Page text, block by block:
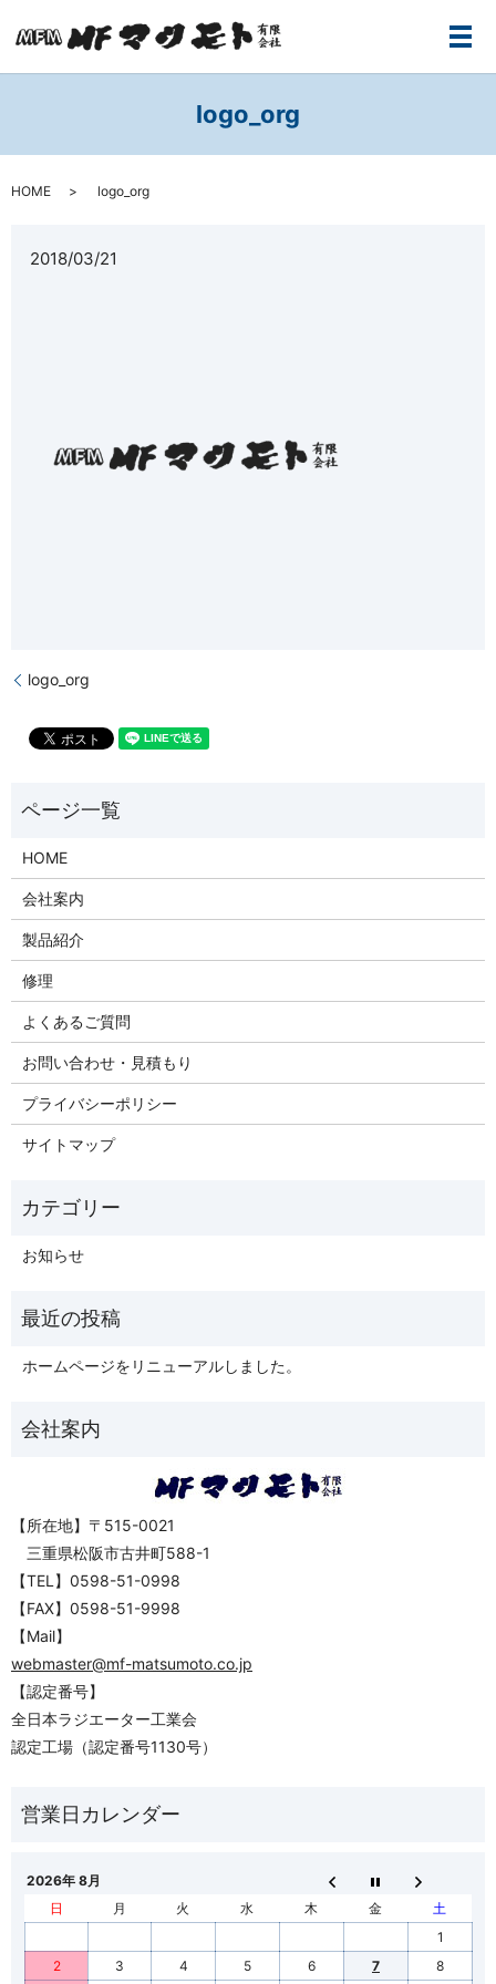
メ
logo_org
HOME logo_org
2018/03/21
logo_org
HOME
会社案内
製品紹介
修理
よくあるご質問
お問い合わせ・見積もり
プライバシーポリシー
サイトマップ
お知らせ
ホームページをリニューアルしました。
【所在地】〒515-0021
三重県松阪市古井町588-1
【TEL】0598-51-0998
【FAX】0598-51-9998
【Mail】
webmaster@mf-matsumoto.co.jp
【認定番号】
全日本ラジエーター工業会
認定工場（認定番号1130号）
2026年 8月
日
月 火 水 木 金
土
1
2
3 4 5 6 7 8